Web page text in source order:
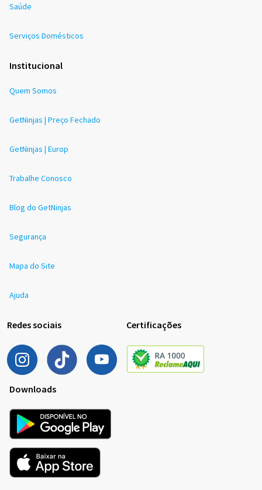
Saúde
Serviços Domésticos
Institucional
Quem Somos
GetNinjas | Preço Fechado
GetNinjas | Europ
Trabalhe Conosco
Blog do GetNinjas
Segurança
Mapa do Site
Ajuda
Redes sociais Certificações
Downloads